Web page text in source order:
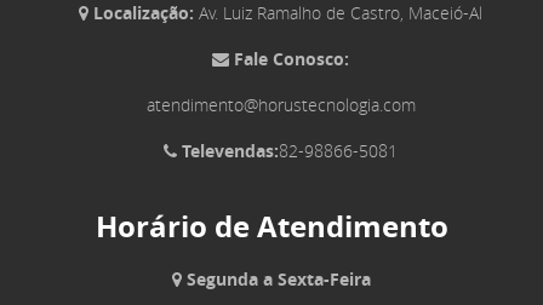
Localização: Av. Luiz Ramalho de Castro, Maceió-Al
Fale Conosco:
atendimento@horustecnologia.com
Televendas:82-98866-5081
Horário de Atendimento
Segunda a Sexta-Feira